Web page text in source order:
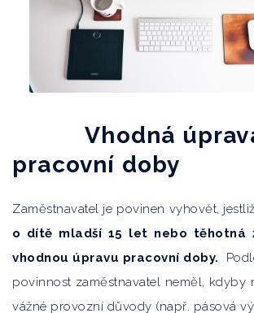
Vhodná
pracovní doby
Zaměstnavatel je povinen vyhovět,
o dítě mladší 15 let nebo těhotná
vhodnou úpravu pracovní doby.
povinnost zaměstnavatel neměl, kdyby
vážné provozní důvody (např. pásová